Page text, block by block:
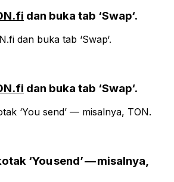
dan buka tab ‘Swap‘.
dan buka tab ‘Swap‘.
‘You send’ — misalnya,